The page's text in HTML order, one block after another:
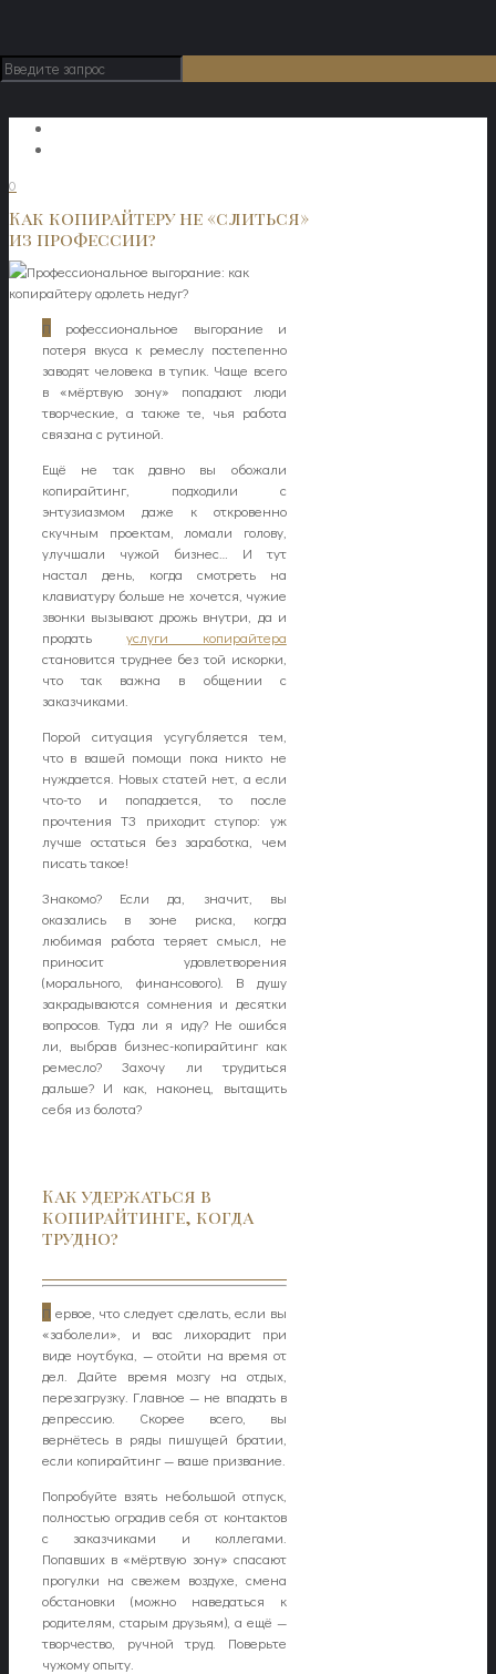
0
Как копирайтеру не «слиться»
из профессии?
П рофессиональное выгорание и
потеря вкуса к ремеслу постепенно
заводят человека в тупик. Чаще всего
в «мёртвую зону» попадают люди
творческие, а также те, чья работа
связана с рутиной.
Ещё не так давно вы обожали
копирайтинг, подходили с
энтузиазмом даже к откровенно
скучным проектам, ломали голову,
улучшали чужой бизнес… И тут
настал день, когда смотреть на
клавиатуру больше не хочется, чужие
звонки вызывают дрожь внутри, да и
продать услуги копирайтера
становится труднее без той искорки,
что так важна в общении с
заказчиками.
Порой ситуация усугубляется тем,
что в вашей помощи пока никто не
нуждается. Новых статей нет, а если
что-то и попадается, то после
прочтения ТЗ приходит ступор: уж
лучше остаться без заработка, чем
писать такое!
Знакомо? Если да, значит, вы
оказались в зоне риска, когда
любимая работа теряет смысл, не
приносит удовлетворения
(морального, финансового). В душу
закрадываются сомнения и десятки
вопросов. Туда ли я иду? Не ошибся
ли, выбрав бизнес-копирайтинг как
ремесло? Захочу ли трудиться
дальше? И как, наконец, вытащить
себя из болота?
Как удержаться в
копирайтинге, когда
трудно?
П ервое, что следует сделать, если вы
«заболели», и вас лихорадит при
виде ноутбука, — отойти на время от
дел. Дайте время мозгу на отдых,
перезагрузку. Главное — не впадать в
депрессию. Скорее всего, вы
вернётесь в ряды пишущей братии,
если копирайтинг — ваше призвание.
Попробуйте взять небольшой отпуск,
полностью оградив себя от контактов
с заказчиками и коллегами.
Попавших в «мёртвую зону» спасают
прогулки на свежем воздухе, смена
обстановки (можно наведаться к
родителям, старым друзьям), а ещё —
творчество, ручной труд. Поверьте
чужому опыту.